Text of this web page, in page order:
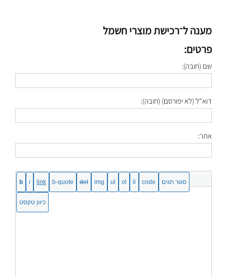
מענה ל־רכישת מוצרי חשמל
פרטים:
שם (חובה):
דוא"ל (לא יפורסם) (חובה):
אתר: